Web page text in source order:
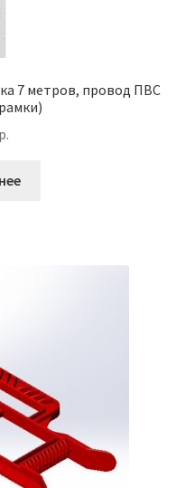
7 метров, провод ПВС
р.